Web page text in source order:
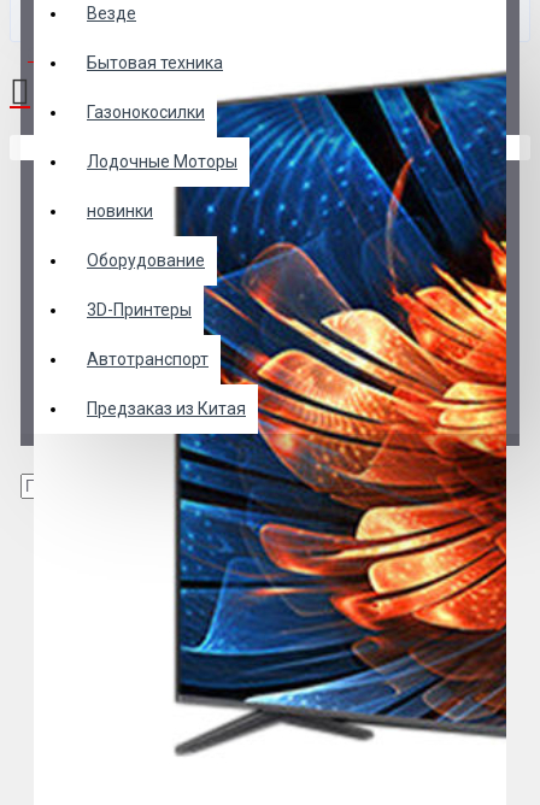
Везде
Бытовая техника
Газонокосилки
Лодочные Моторы
новинки
Оборудование
3D-Принтеры
Автотранспорт
Предзаказ из Китая
0 товар(ов) - 0 р.